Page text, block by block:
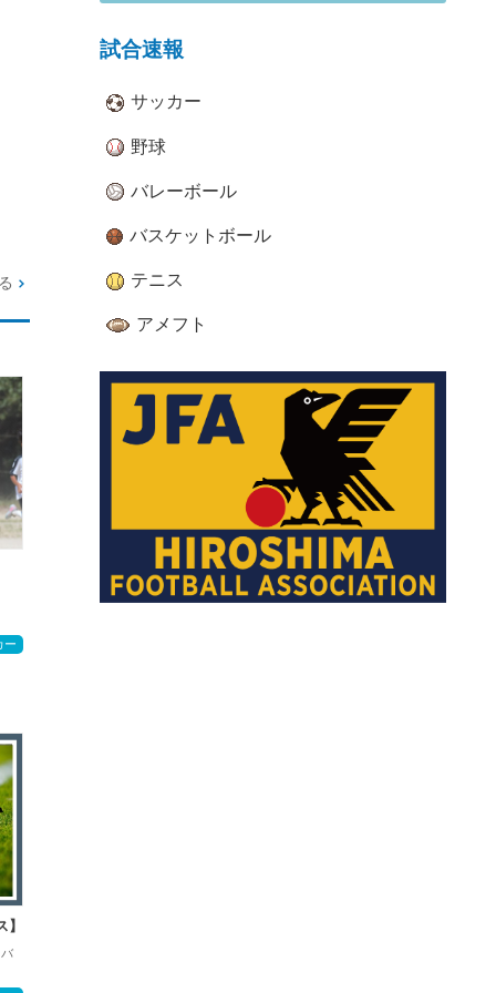
ー
試合速報
サッカー
野球
バレーボール
バスケットボール
テニス
アメフト